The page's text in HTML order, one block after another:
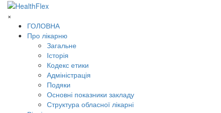
×
ГОЛОВНА
Про лікарню
Загальне
Історія
Кодекс етики
Адміністрація
Подяки
Основні показники закладу
Структура обласної лікарні